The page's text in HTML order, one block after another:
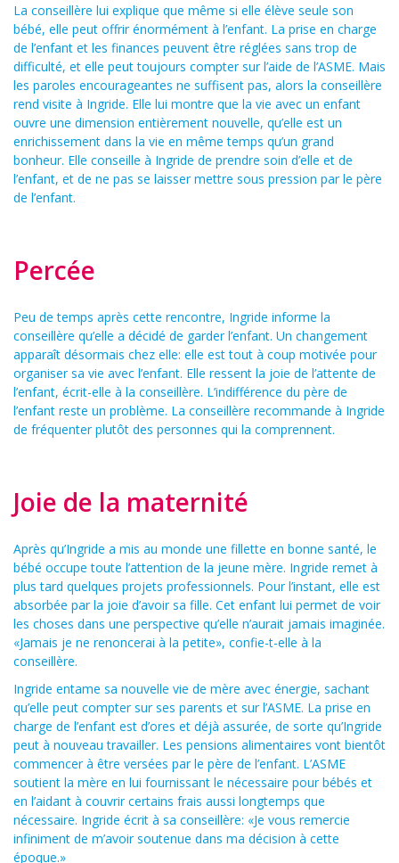
La conseillère lui explique que même si elle élève seule son
bébé, elle peut offrir énormément à l’enfant. La prise en charge
de l’enfant et les finances peuvent être réglées sans trop de
difficulté, et elle peut toujours compter sur l’aide de l’ASME. Mais
les paroles encourageantes ne suffisent pas, alors la conseillère
rend visite à Ingride. Elle lui montre que la vie avec un enfant
ouvre une dimension entièrement nouvelle, qu’elle est un
enrichissement dans la vie en même temps qu’un grand
bonheur. Elle conseille à Ingride de prendre soin d’elle et de
l’enfant, et de ne pas se laisser mettre sous pression par le père
de l’enfant.
Percée
Peu de temps après cette rencontre, Ingride informe la
conseillère qu’elle a décidé de garder l’enfant. Un changement
apparaît désormais chez elle: elle est tout à coup motivée pour
organiser sa vie avec l’enfant. Elle ressent la joie de l’attente de
l’enfant, écrit-elle à la conseillère. L’indifférence du père de
l’enfant reste un problème. La conseillère recommande à Ingride
de fréquenter plutôt des personnes qui la comprennent.
Joie de la maternité
Après qu’Ingride a mis au monde une fillette en bonne santé, le
bébé occupe toute l’attention de la jeune mère. Ingride remet à
plus tard quelques projets professionnels. Pour l’instant, elle est
absorbée par la joie d’avoir sa fille. Cet enfant lui permet de voir
les choses dans une perspective qu’elle n’aurait jamais imaginée.
«Jamais je ne renoncerai à la petite», confie-t-elle à la
conseillère.
Ingride entame sa nouvelle vie de mère avec énergie, sachant
qu’elle peut compter sur ses parents et sur l’ASME. La prise en
charge de l’enfant est d’ores et déjà assurée, de sorte qu’Ingride
peut à nouveau travailler. Les pensions alimentaires vont bientôt
commencer à être versées par le père de l’enfant. L’ASME
soutient la mère en lui fournissant le nécessaire pour bébés et
en l’aidant à couvrir certains frais aussi longtemps que
nécessaire. Ingride écrit à sa conseillère: «Je vous remercie
infiniment de m’avoir soutenue dans ma décision à cette
époque.»